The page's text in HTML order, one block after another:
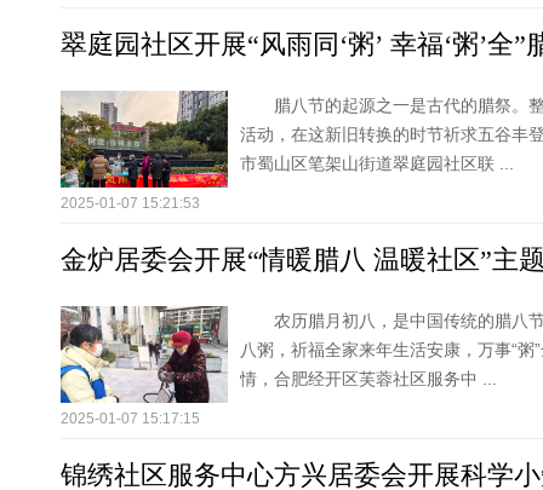
翠庭园社区开展“风雨同‘粥’ 幸福‘粥’全
腊八节的起源之一是古代的腊祭。
活动，在这新旧转换的时节祈求五谷丰
市蜀山区笔架山街道翠庭园社区联 ...
2025-01-07 15:21:53
金炉居委会开展“情暖腊八 温暖社区”主
农历腊月初八，是中国传统的腊八
八粥，祈福全家来年生活安康，万事“
情，合肥经开区芙蓉社区服务中 ...
2025-01-07 15:17:15
锦绣社区服务中心方兴居委会开展科学